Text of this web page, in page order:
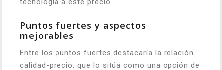
tecnología a este precio.
Puntos fuertes y aspectos
mejorables
Entre los puntos fuertes destacaría la relación
calidad-precio, que lo sitúa como una opción de